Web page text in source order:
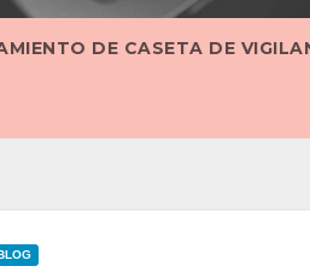
DE CASETA DE